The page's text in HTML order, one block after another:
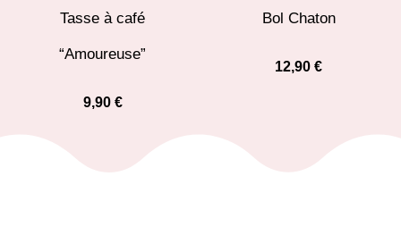
Tasse à café
“Amoureuse”
9,90 €
Bol Chaton
12,90 €